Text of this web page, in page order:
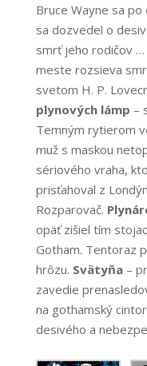
Bruce Wayne sa
sa dozvedel o
smrť jeho rodičov
meste rozsieva
svetom H. P.
plynových lámp –
Temným rytierom
muž s maskou
sériového vraha,
prisťahoval z
Rozparovač.
opäť zišiel tím
Gotham. Tentoraz
hrôzu. Svätyňa–
zavedie
na gothamský
desivého a